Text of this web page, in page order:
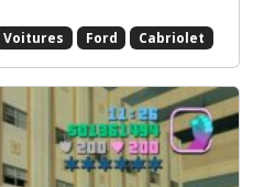
Voitures Ford Cabriolet